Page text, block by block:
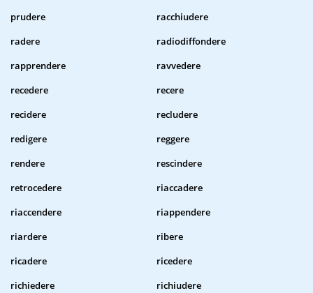
prudere
racchiudere
radere
radiodiffondere
rapprendere
ravvedere
recedere
recere
recidere
recludere
redigere
reggere
rendere
rescindere
retrocedere
riaccadere
riaccendere
riappendere
riardere
ribere
ricadere
ricedere
richiedere
richiudere